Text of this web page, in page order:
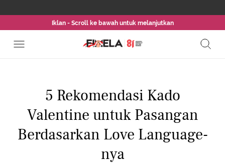
Iklan - Scroll ke bawah untuk melanjutkan
5 Rekomendasi Kado
Valentine untuk Pasangan
Berdasarkan Love Language-
nya